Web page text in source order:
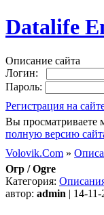
Datalife
Описание сайта
Логин:
Пароль:
Регистрация на
Вы просматриваете
полную версию
Volovik.Com »
Огр / Ogre
Категория:
автор: admin | 14-